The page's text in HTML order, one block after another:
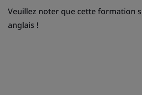
Veuillez noter que cette formation
anglais !